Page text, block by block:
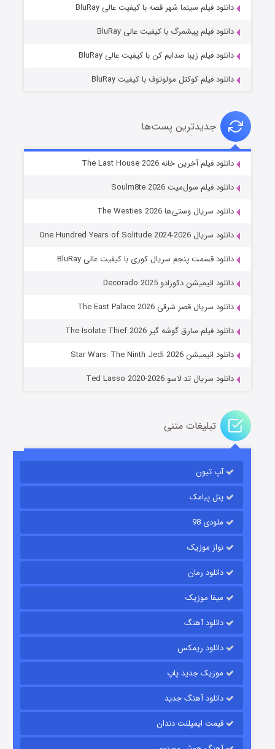
شوگر فصل ۲
خاندان اژدها فصل ۳
قسمت۶ (زیرنویس) منتشر شد
قسمت
دانلود فیلم سینما شهر قصه با کیفیت عالی BluRay
دانلود فیلم پیشمرگ با کیفیت عالی BluRay
دانلود فیلم زیبا صدایم کن با کیفیت عالی BluRay
دانلود فیلم کوکتل مولوتوف با کیفیت BluRay
جدیدترین پست‌ها
دانلود فیلم آخرین خانه The Last House 2026
دانلود فیلم سول‌میت Soulm8te 2026
دانلود سریال وستی‌ها The Westies 2026
دانلود سریال One Hundred Years of Solitude 2024-2026
دانلود قسمت پنجم سریال کوری با کیفیت عالی BluRay
دانلود انیمیشن دکورادو Decorado 2025
دانلود سریال قصر شرقی The East Palace 2026
دانلود فیلم سارق گوشه گیر The Isolate Thief 2026
دانلود انیمیشن Star Wars: The Ninth Jedi 2026
دانلود سریال تد لاسو Ted Lasso 2020-2026
تبلیغات متنی
آپ تیون
پنل پیامک
ملودی 98
نواز موزیک
دانلود رمان
میفا موزیک
دانلود آهنگ
دانلود ریمکس
موزیک جدید پاپ
دانلود آهنگ جدید
قیمت ایمپلنت دندان